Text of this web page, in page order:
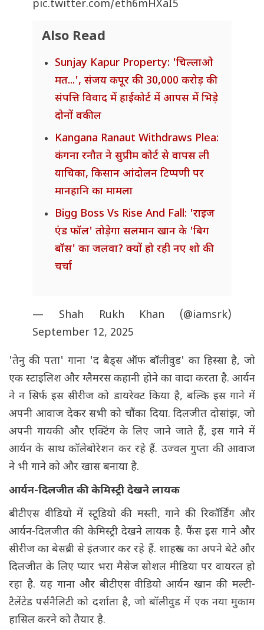
pic.twitter.com/eth6mHXaI5
Also Read
Sunjay Kapur Property: 'चिल्लाओ
मत...', संजय कपूर की 30,000 करोड़ की
संपत्ति विवाद में हाईकोर्ट में आपस में भिड़े
दोनों वकील
Kangana Ranaut Withdraws Plea:
कंगना रनौत ने सुप्रीम कोर्ट से वापस ली
याचिका, किसान आंदोलन टिप्पणी पर
मानहानि का मामला
Bigg Boss Vs Rise And Fall: 'राइज
एंड फॉल' तोड़ेगा सलमान खान के 'बिग
बॉस' का जलवा? क्यों हो रही नए शो की
चर्चा
— Shah Rukh Khan (@iamsrk)
September 12, 2025
'तेनु की पता' गाना 'द बैड्स ऑफ बॉलीवुड' का हिस्सा है, जो
एक स्टाइलिश और ग्लैमरस कहानी होने का वादा करता है. आर्यन
ने न सिर्फ इस सीरीज को डायरेक्ट किया है, बल्कि इस गाने में
अपनी आवाज देकर सभी को चौंका दिया. दिलजीत दोसांझ, जो
अपनी गायकी और एक्टिंग के लिए जाने जाते हैं, इस गाने में
आर्यन के साथ कॉलेबोरेशन कर रहे हैं. उज्वल गुप्ता की आवाज
ने भी गाने को और खास बनाया है.
आर्यन-दिलजीत की केमिस्ट्री देखने लायक
बीटीएस वीडियो में स्टूडियो की मस्ती, गाने की रिकॉर्डिंग और
आर्यन-दिलजीत की केमिस्ट्री देखने लायक है. फैंस इस गाने और
सीरीज का बेसब्री से इंतजार कर रहे हैं. शाहरुख का अपने बेटे और
दिलजीत के लिए प्यार भरा मैसेज सोशल मीडिया पर वायरल हो
रहा है. यह गाना और बीटीएस वीडियो आर्यन खान की मल्टी-
टैलेंटेड पर्सनैलिटी को दर्शाता है, जो बॉलीवुड में एक नया मुकाम
हासिल करने को तैयार है.